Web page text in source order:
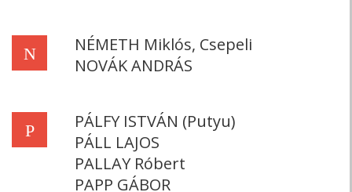
N
NÉMETH Miklós, Csepeli
NOVÁK ANDRÁS
P
PÁLFY ISTVÁN (Putyu)
PÁLL LAJOS
PALLAY Róbert
PAPP GÁBOR